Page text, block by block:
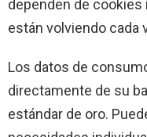
dependen de
están volviendo cada
Los datos de
directamente de su
estándar de oro.